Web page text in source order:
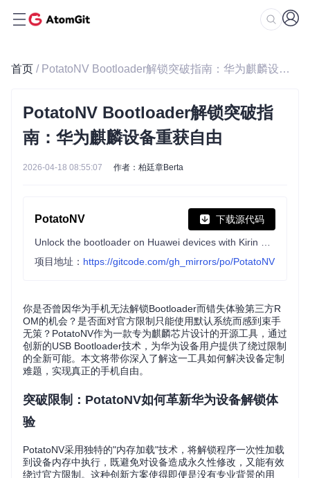
首页 / PotatoNV Bootloader解锁突破指南：华为麒麟设备重获自由
PotatoNV Bootloader解锁突破指
南：华为麒麟设备重获自由
2026-04-18 08:55:07 作者：柏廷章Berta
PotatoNV 下载源代码
项目地址： https://gitcode.com/gh_mirrors/po/PotatoNV
你是否曾因华为手机无法解锁Bootloader而错失体验第三方R
OM的机会？是否面对官方限制只能使用默认系统而感到束手
无策？PotatoNV作为一款专为麒麟芯片设计的开源工具，通过
创新的USB Bootloader技术，为华为设备用户提供了绕过限制
的全新可能。本文将带你深入了解这一工具如何解决设备定制
难题，实现真正的手机自由。
突破限制：PotatoNV如何革新华为设备解锁体
验
PotatoNV采用独特的"内存加载"技术，将解锁程序一次性加载
到设备内存中执行，既避免对设备造成永久性修改，又能有效
绕过官方限制。这种创新方案使得即便是没有专业背景的用